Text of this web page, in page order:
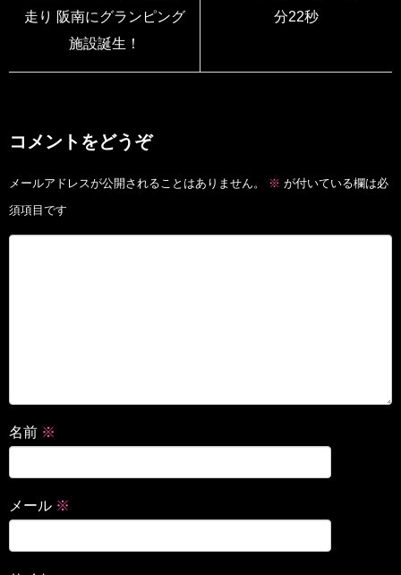
走り 阪南にグランピング
施設誕生！
分22秒
コメントをどうぞ
メールアドレスが公開されることはありません。 ※ が付いている欄は必
須項目です
名前 ※
メール ※